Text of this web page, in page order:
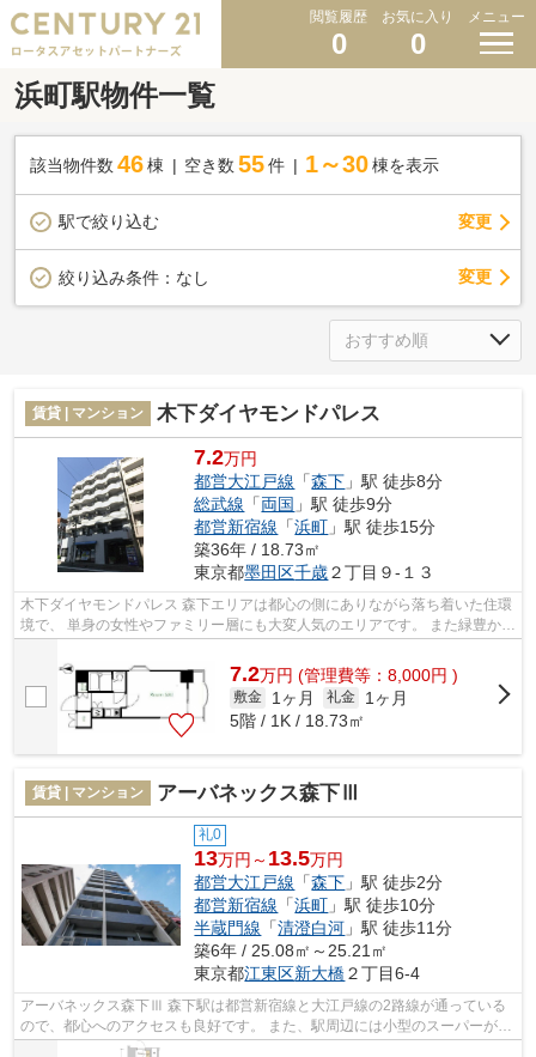
閲覧履歴
0
お気に入り
0
メニュー
浜町駅物件一覧
該当物件数 46棟 空き数 55 件 1～30 棟を表示
駅で絞り込む 変更
絞り込み条件： なし 変更
賃貸 | マンション 木下ダイヤモンドパレス
7.2万円
都営大江戸線 「森下 」駅 徒歩8分
総武線 「両国 」駅 徒歩9分
都営新宿線 「浜町 」駅 徒歩15分
築36年 / 18.73㎡
東京都墨田区千歳２丁目９-１３
木下ダイヤモンドパレス 森下エリアは都心の側にありながら落ち着いた住環
境で、 単身の女性やファミリー層にも大変人気のエリアです。 また緑豊か
7.2万円 (管理費等：8,000円 )
敷金 1ヶ月 礼金
1ヶ月
5階 / 1K / 18.73㎡
賃貸 | マンション アーバネックス森下Ⅲ
礼0
13万円～ 13.5万円
都営大江戸線 「森下 」駅 徒歩2分
都営新宿線 「浜町 」駅 徒歩10分
半蔵門線 「清澄白河 」駅 徒歩11分
築6年 / 25.08㎡～25.21㎡
東京都江東区新大橋２丁目6-4
アーバネックス森下Ⅲ 森下駅は都営新宿線と大江戸線の2路線が通っている
ので、都心へのアクセスも良好です。 また、駅周辺には小型のスーパーが点
在しているのでお買い物にも便利。 ...